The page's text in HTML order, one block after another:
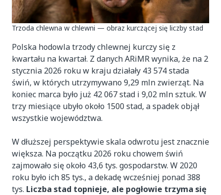
Trzoda chlewna w chlewni — obraz kurczącej się liczby stad
Polska hodowla trzody chlewnej kurczy się z
kwartału na kwartał. Z danych ARiMR wynika, że na 2
stycznia 2026 roku w kraju działały 43 574 stada
świń, w których utrzymywano 9,29 mln zwierząt. Na
koniec marca było już 42 067 stad i 9,02 mln sztuk. W
trzy miesiące ubyło około 1500 stad, a spadek objął
wszystkie województwa.
W dłuższej perspektywie skala odwrotu jest znacznie
większa. Na początku 2026 roku chowem świń
zajmowało się około 43,6 tys. gospodarstw. W 2020
roku było ich 85 tys., a dekadę wcześniej ponad 388
tys. Liczba stad topnieje, ale pogłowie trzyma się